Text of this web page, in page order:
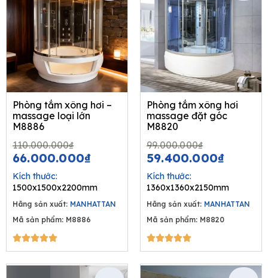
Phòng tắm xông hơi –
massage loại lớn
M8886
110.000.000₫Original
price
110.000.000₫.
66.000.000₫price
66.000.000₫.
Kích thước:
1500x1500x2200mm
Hãng sản xuất: MANHATTAN
Mã sản phẩm: M8886
5/5
Phòng tắm xông hơi
massage đặt góc
M8820
99.000.000₫Original
price
59.400.000₫price
Kích thước:
1360x1360x2150mm
Hãng sản xuất: MANHATTAN
Mã sản phẩm: M8820
5/5